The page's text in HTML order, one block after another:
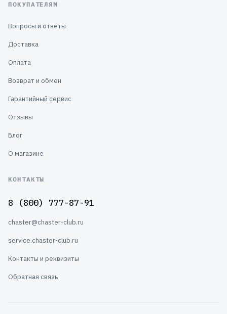
ПОКУПАТЕЛЯМ
Вопросы и ответы
Доставка
Оплата
Возврат и обмен
Гарантийный сервис
Отзывы
Блог
О магазине
КОНТАКТЫ
8 (800) 777-87-91
chaster@chaster-club.ru
service.chaster-club.ru
Контакты и реквизиты
Обратная связь